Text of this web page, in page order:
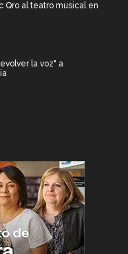
Qro al teatro musical en
la voz" a